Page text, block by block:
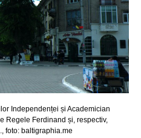
Independenței și Academician
Regele Ferdinand și, respectiv,
foto: baltigraphia.me